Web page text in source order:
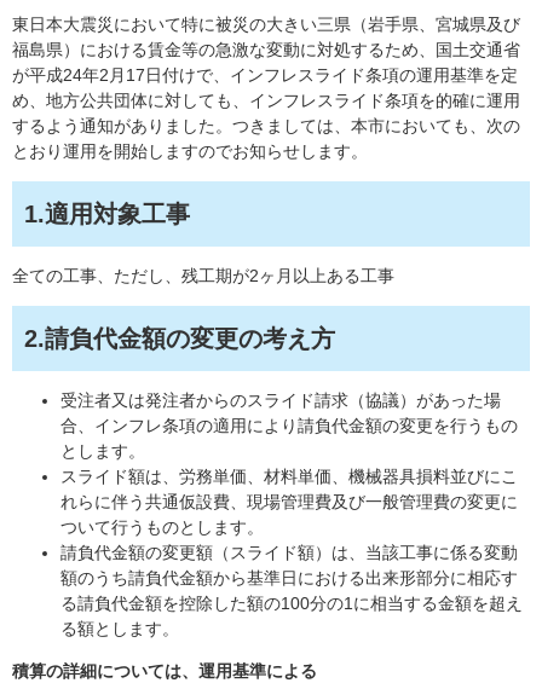
東日本大震災において特に被災の大きい三県（岩手県、宮城県及び
福島県）における賃金等の急激な変動に対処するため、国土交通省
が平成24年2月17日付けで、インフレスライド条項の運用基準を定
め、地方公共団体に対しても、インフレスライド条項を的確に運用
するよう通知がありました。つきましては、本市においても、次の
とおり運用を開始しますのでお知らせします。
1.適用対象工事
全ての工事、ただし、残工期が2ヶ月以上ある工事
2.請負代金額の変更の考え方
受注者又は発注者からのスライド請求（協議）があった場
合、インフレ条項の適用により請負代金額の変更を行うもの
とします。
スライド額は、労務単価、材料単価、機械器具損料並びにこ
れらに伴う共通仮設費、現場管理費及び一般管理費の変更に
ついて行うものとします。
請負代金額の変更額（スライド額）は、当該工事に係る変動
額のうち請負代金額から基準日における出来形部分に相応す
る請負代金額を控除した額の100分の1に相当する金額を超え
る額とします。
積算の詳細については、運用基準による